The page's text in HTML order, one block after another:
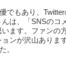
でもあり、
は、「SNSのコ
ます。ファン
ンが沢山ありま
。